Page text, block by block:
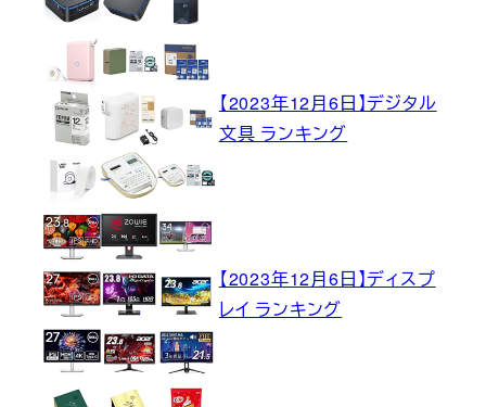
【2023年12月6日】デジタル
文具 ランキング
【2023年12月6日】ディスプ
レイ ランキング